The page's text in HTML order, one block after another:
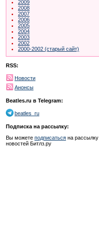
2009
2008
2007
2006
2005
2004
2003
2002
2000-2002 (старый сайт)
RSS:
Новости
Анонсы
Beatles.ru в Telegram:
beatles_ru
Подписка на рассылку:
Вы можете подписаться на рассылку
новостей Битлз.ру